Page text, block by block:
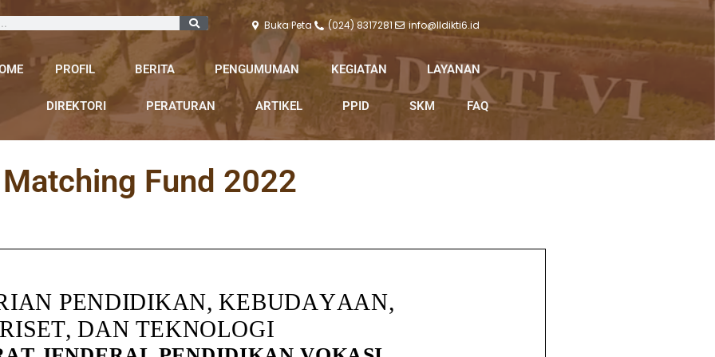
Buka Peta (024) 8317281 info@lldikti6.id
PROFIL BERITA PENGUMUMAN KEGIATAN LAYANAN
DIREKTORI PERATURAN ARTIKEL PPID SKM FAQ
Fund 2022